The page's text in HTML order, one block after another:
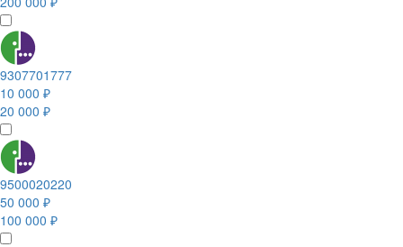
9307701777
10 000 ₽
20 000 ₽
9500020220
50 000 ₽
100 000 ₽